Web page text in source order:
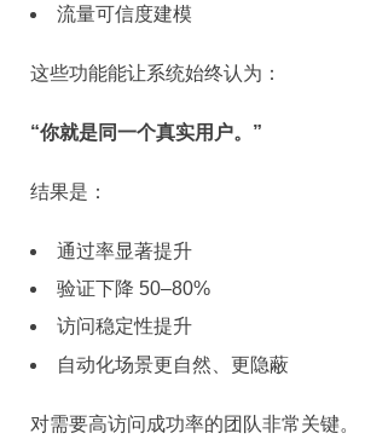
流量可信度建模
这些功能能让系统始终认为：
“你就是同一个真实用户。”
结果是：
通过率显著提升
验证下降 50–80%
访问稳定性提升
自动化场景更自然、更隐蔽
对需要高访问成功率的团队非常关键。